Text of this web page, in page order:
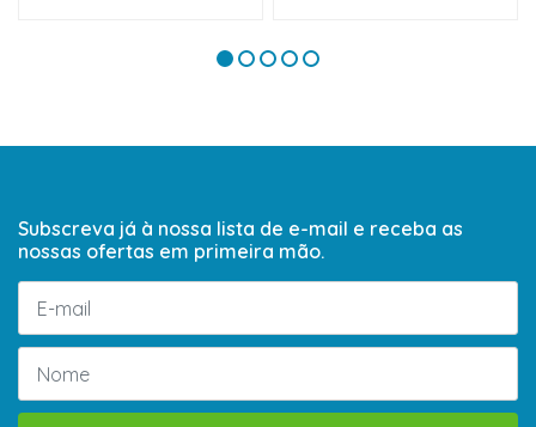
Subscreva já à nossa lista de e-mail e receba as
nossas ofertas em primeira mão.